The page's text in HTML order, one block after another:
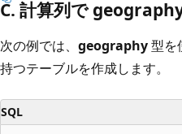
C. 計算列で
次の例では、 geography型を
持つテーブルを作成します。
SQL